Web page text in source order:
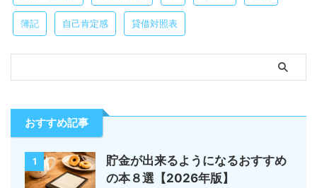
簿記 自己肯定感 貸借対照表
おすすめ記事
1
貯金が出来るようになるおすすめ
の本８選【2026年版】